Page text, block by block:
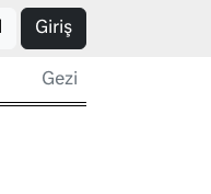
Giriş
Gezi